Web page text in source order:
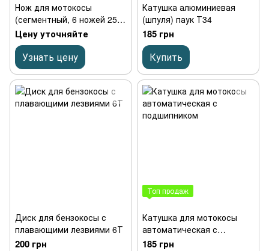
Нож для мотокосы
(сегментный, 6 ножей 255
мм), посадка 25.4 мм,
сталь 65Г, производство
Украина
Цену уточняйте
Узнать цену
Катушка алюминиевая
(шпуля) паук Т34
185 грн
Купить
Диск для бензокосы с
плавающими лезвиями 6Т
200 грн
Топ продаж
Катушка для мотокосы
автоматическая с
подшипником
185 грн